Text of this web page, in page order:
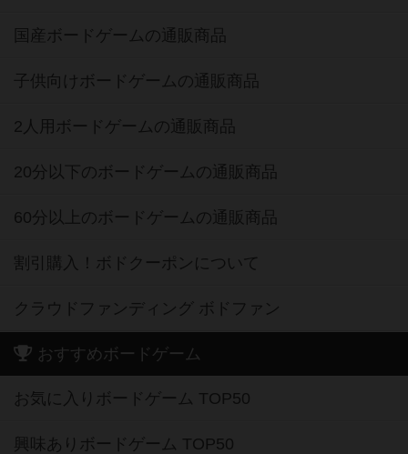
国産ボードゲームの通販商品
子供向けボードゲームの通販商品
2人用ボードゲームの通販商品
20分以下のボードゲームの通販商品
60分以上のボードゲームの通販商品
割引購入！ボドクーポンについて
クラウドファンディング ボドファン
おすすめボードゲーム
お気に入りボードゲーム TOP50
興味ありボードゲーム TOP50